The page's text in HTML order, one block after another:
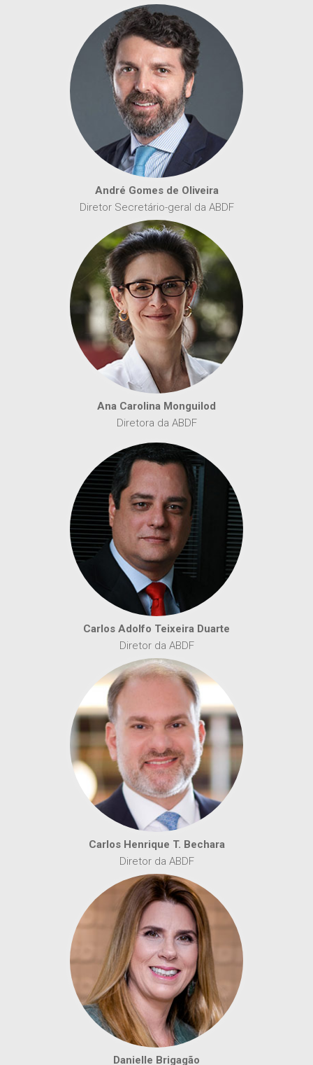
André Gomes de Oliveira
Diretor Secretário-geral da ABDF
Ana Carolina Monguilod
Diretora da ABDF
Carlos Adolfo Teixeira Duarte
Diretor da ABDF
Carlos Henrique T. Bechara
Diretor da ABDF
Danielle Brigagão